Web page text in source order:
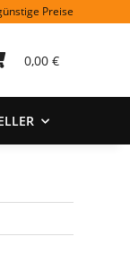
Preise
0,00 €